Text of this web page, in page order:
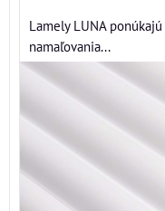
Lamely LUNA
namaľovania...